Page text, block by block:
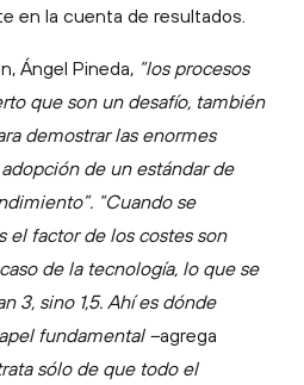
en la cuenta de resultados.
Ángel Pineda, “los procesos
que son un desafío, también
demostrar las enormes
de un estándar de
“Cuando se
el factor de los costes son
de la tecnología, lo que se
3, sino 1,5. Ahí es dónde
fundamental –agrega
sólo de que todo el